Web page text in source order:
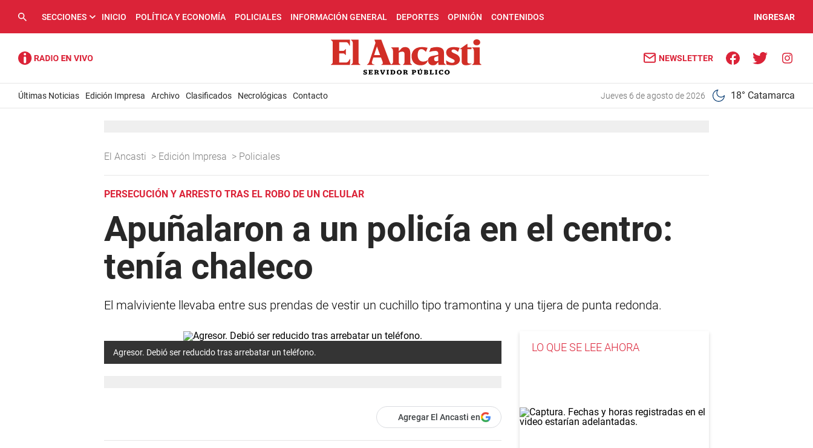
SECCIONES INICIO POLÍTICA Y ECONOMÍA POLICIALES INFORMACIÓN GENERAL DEPORTES OPINIÓN CONTENIDOS INGRESAR
NEWSLETTER
Últimas Noticias Edición Impresa Archivo Clasificados Necrológicas Contacto jueves 6 de agosto de 2026 18° Catamarca
El Ancasti > Edición Impresa > Policiales
PERSECUCIÓN Y ARRESTO TRAS EL ROBO DE UN CELULAR
Apuñalaron a un policía en el centro:
tenía chaleco
El malviviente llevaba entre sus prendas de vestir un cuchillo tipo tramontina y una tijera de punta redonda.
Agresor. Debió ser reducido tras arrebatar un teléfono.
Agregar El Ancasti en
LO QUE SE LEE AHORA